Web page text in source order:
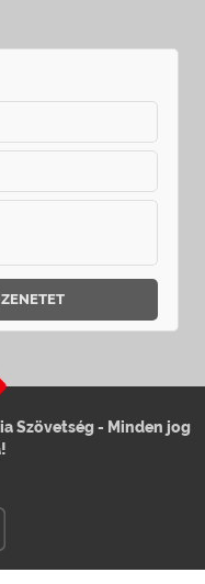
Szövetség - Minden jog